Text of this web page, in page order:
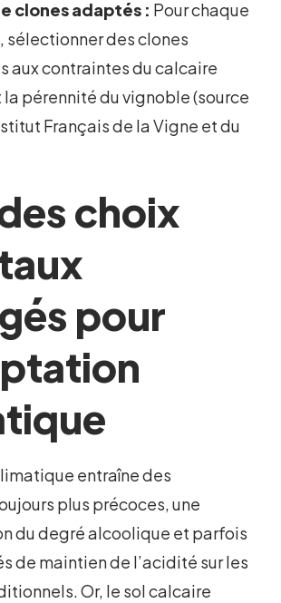
clones adaptés : Pour chaque
sélectionner des clones
aux contraintes du calcaire
pérennité du vignoble (source
Français de la Vigne et du
choix
pour
entraîne des
plus précoces, une
du degré alcoolique et parfois
de maintien de l’acidité sur les
Or, le sol calcaire